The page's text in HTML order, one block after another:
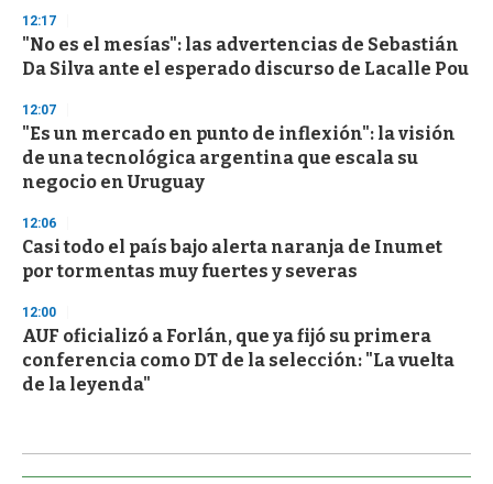
12:17
"No es el mesías": las advertencias de Sebastián
Da Silva ante el esperado discurso de Lacalle Pou
12:07
"Es un mercado en punto de inflexión": la visión
de una tecnológica argentina que escala su
negocio en Uruguay
12:06
Casi todo el país bajo alerta naranja de Inumet
por tormentas muy fuertes y severas
12:00
AUF oficializó a Forlán, que ya fijó su primera
conferencia como DT de la selección: "La vuelta
de la leyenda"